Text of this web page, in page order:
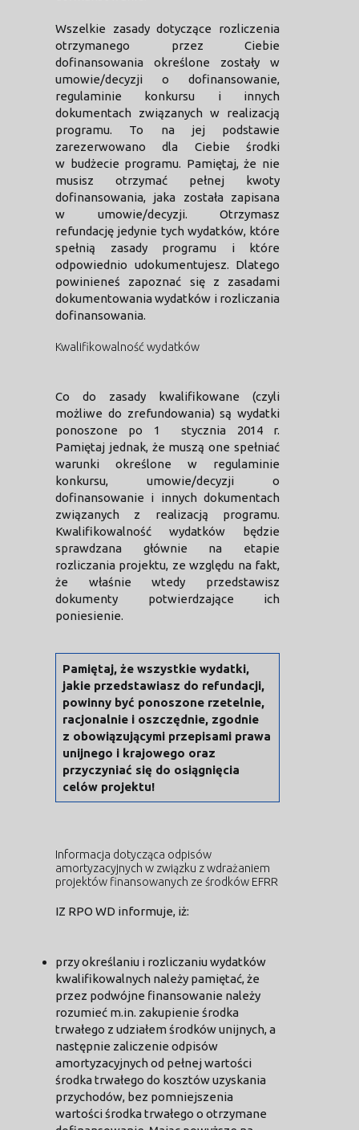
Wszelkie zasady dotyczące rozliczenia
otrzymanego przez Ciebie
dofinansowania określone zostały w
umowie/decyzji o dofinansowanie,
regulaminie konkursu i innych
dokumentach związanych w realizacją
programu. To na jej podstawie
zarezerwowano dla Ciebie środki
w budżecie programu. Pamiętaj, że nie
musisz otrzymać pełnej kwoty
dofinansowania, jaka została zapisana
w umowie/decyzji. Otrzymasz
refundację jedynie tych wydatków, które
spełnią zasady programu i które
odpowiednio udokumentujesz. Dlatego
powinieneś zapoznać się z zasadami
dokumentowania wydatków i rozliczania
dofinansowania.
Kwalifikowalność wydatków
Co do zasady kwalifikowane (czyli
możliwe do zrefundowania) są wydatki
ponoszone po 1 stycznia 2014 r.
Pamiętaj jednak, że muszą one spełniać
warunki określone w regulaminie
konkursu, umowie/decyzji o
dofinansowanie i innych dokumentach
związanych z realizacją programu.
Kwalifikowalność wydatków będzie
sprawdzana głównie na etapie
rozliczania projektu, ze względu na fakt,
że właśnie wtedy przedstawisz
dokumenty potwierdzające ich
poniesienie.
Pamiętaj, że wszystkie wydatki,
jakie przedstawiasz do refundacji,
powinny być ponoszone rzetelnie,
racjonalnie i oszczędnie, zgodnie
z obowiązującymi przepisami prawa
unijnego i krajowego oraz
przyczyniać się do osiągnięcia
celów projektu!
Informacja dotycząca odpisów
amortyzacyjnych w związku z wdrażaniem
projektów finansowanych ze środków EFRR
IZ RPO WD informuje, iż:
przy określaniu i rozliczaniu wydatków
kwalifikowalnych należy pamiętać, że
przez podwójne finansowanie należy
rozumieć m.in. zakupienie środka
trwałego z udziałem środków unijnych, a
następnie zaliczenie odpisów
amortyzacyjnych od pełnej wartości
środka trwałego do kosztów uzyskania
przychodów, bez pomniejszenia
wartości środka trwałego o otrzymane